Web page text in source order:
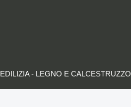
EDILIZIA - LEGNO E CALCESTRUZZO